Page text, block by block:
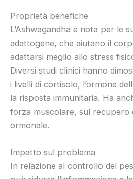
Proprietà benefiche
L’Ashwagandha è nota per le
adattogene, che aiutano il
adattarsi meglio allo stress
Diversi studi clinici hanno
i livelli di cortisolo, l’ormone
la risposta immunitaria. Ha
forza muscolare, sul recupero
ormonale.
Impatto sul problema
In relazione al controllo del